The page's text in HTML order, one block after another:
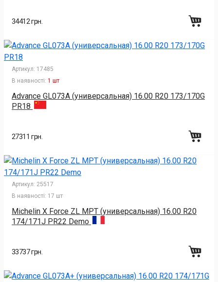
34412 грн.
Артикул: 17485
В наявності: 1 шт
Advance GL073A (универсальная) 16.00 R20 173/170G
PR18
27311 грн.
Артикул: 25517
В наявності: 17 шт
Michelin X Force ZL MPT (универсальная) 16.00 R20
174/171J PR22 Demo
33737 грн.